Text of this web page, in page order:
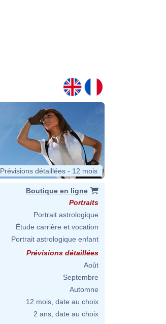
Prévisions détaillées - 12 mois
Boutique en ligne
Portraits
Portrait astrologique
Étude carrière et vocation
Portrait astrologique enfant
Prévisions détaillées
Août
Septembre
Automne
12 mois, date au choix
2 ans, date au choix